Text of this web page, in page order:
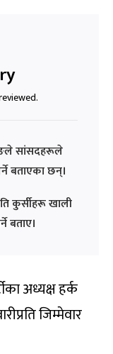
सांसदहरूले
बताएका छन्।
कुर्सीहरू खाली
बताए।
अध्यक्ष हर्क
जिम्मेवार